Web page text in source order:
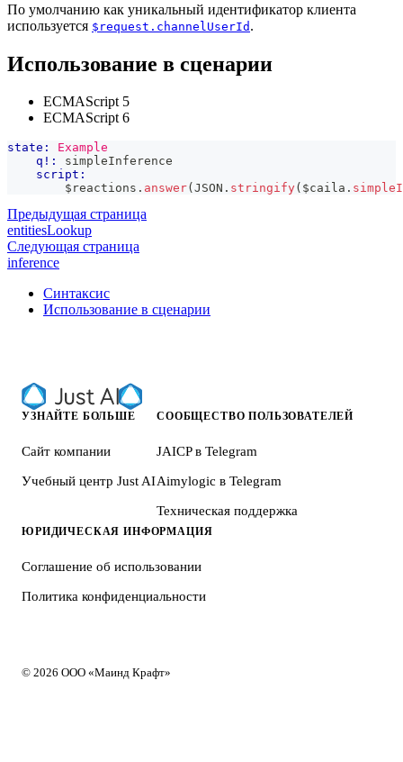
По умолчанию как уникальный идентификатор клиента
используется $request.channelUserId .
Использование в сценарии
ECMAScript 5
ECMAScript 6
state:
Example
q!:
simpleInference
script:
        $reactions
. answer( JSON . stringify( $caila .
Предыдущая страница
entitiesLookup
Следующая страница
inference
Синтаксис
Использование в сценарии
УЗНАЙТЕ БОЛЬШЕ
Сайт компании
Учебный центр Just AI
СООБЩЕСТВО ПОЛЬЗОВАТЕЛЕЙ
JAICP в Telegram
Aimylogic в Telegram
Техническая поддержка
ЮРИДИЧЕСКАЯ ИНФОРМАЦИЯ
Соглашение об использовании
Политика конфиденциальности
© 2026 ООО «Маинд Крафт»